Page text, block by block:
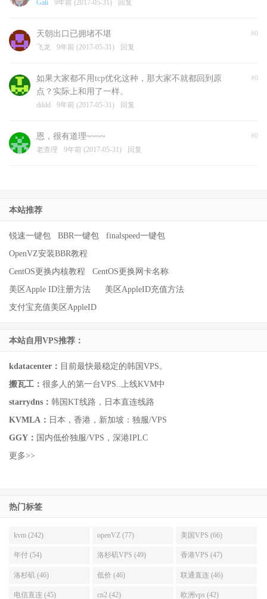
Gali 9年前 (2017-05-31) 回复
#0
天朝出口已拥堵不堪
飞龙 9年前 (2017-05-31) 回复
#0
如果大家都不用tcp优化这种，那大家不就都回到原
点？实际上和用了一样。
dddd 9年前 (2017-05-31) 回复
#0
恩，很有道理~~~~
老查理 9年前 (2017-05-31) 回复
本站推荐
锐速一键包 BBR一键包
finalspeed一键包
OpenVZ安装BBR教程
CentOS更换内核教程
CentOS更换网卡名称
美区Apple ID注册方法
美区AppleID充值方法
支付宝充值美区AppleID
本站自用VPS推荐：
kdatacenter： 目前最快最稳定的韩国VPS。
搬瓦工： 很多人的第一台VPS..上线KVM中
starrydns： 韩国KT线路，日本直连线路
KVMLA： 日本，香港，新加坡：独服/VPS
GGY： 国内低价独服/VPS，深港IPLC
更多>>
热门标签
kvm (242) openVZ (77) 美国VPS (66)
年付 (54) 洛杉矶VPS (49) 香港VPS (47)
洛杉矶 (46) 低价 (46) 联通直连 (46)
电信直连 (45) cn2 (42) 欧洲vps (42)